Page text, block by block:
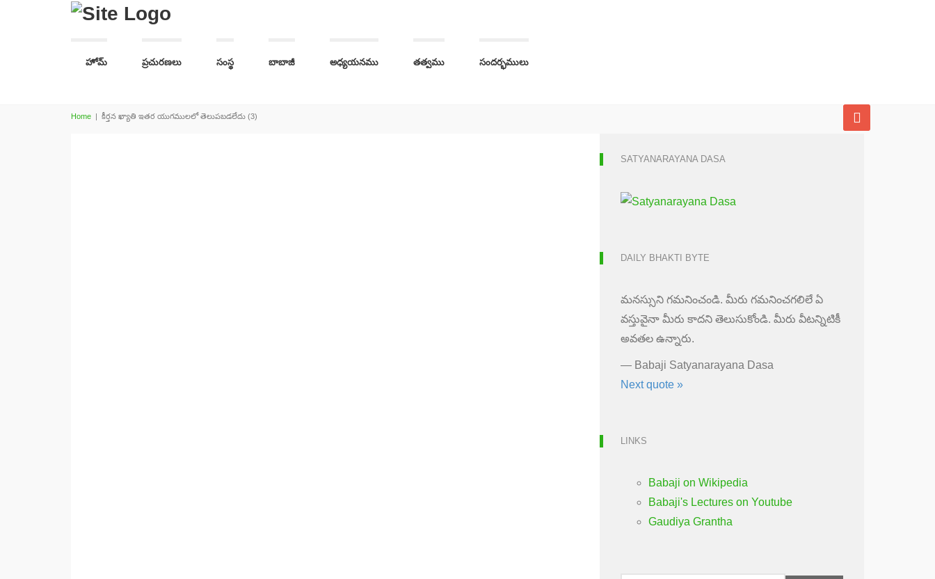
హోమ్ ప్రచురణలు సంస్థ బాబాజీ అధ్యయనము తత్వము సందర్భములు
Home | కీర్తన ఖ్యాతి ఇతర యుగములలో తెలుపబడలేదు (3)
SATYANARAYANA DASA
DAILY BHAKTI BYTE
మనస్సుని గమనించండి. మీరు గమనించగలిలే ఏ
వస్తువైనా మీరు కాదని తెలుసుకోండి. మీరు వీటన్నిటికీ
అవతల ఉన్నారు.
— Babaji Satyanarayana Dasa
Next quote »
LINKS
Babaji on Wikipedia
Babaji's Lectures on Youtube
Gaudiya Grantha